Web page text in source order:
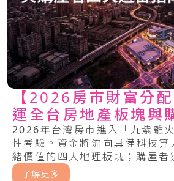
【2026房市財富分
運全台房地產板塊與
避雷指南
2026年台灣房市進入「九紫離
性考驗。資金將流向具備科技算
緒價值的四大地理板塊；購屋者
銀行緊縮與綠色通膨風險。.....
了解更多